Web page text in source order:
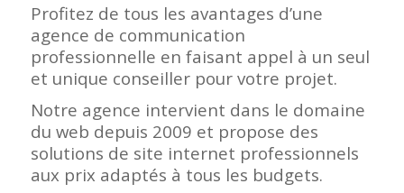
Profitez de tous les avantages d’une
agence de communication
professionnelle en faisant appel à un seul
et unique conseiller pour votre projet.
Notre agence intervient dans le domaine
du web depuis 2009 et propose des
solutions de site internet professionnels
aux prix adaptés à tous les budgets.